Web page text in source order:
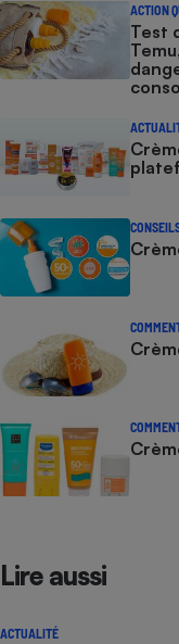
ACTION
Test
Lire aussi
ACTUALITÉ